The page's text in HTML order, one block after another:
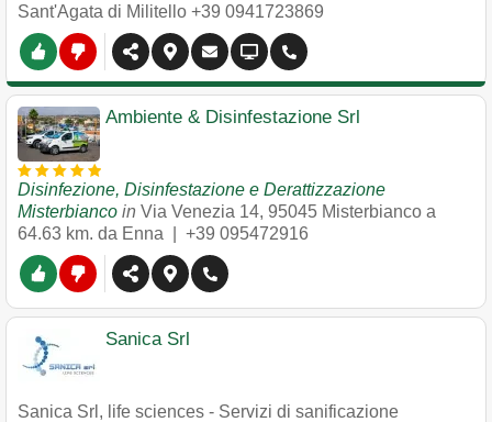
Sant'Agata di Militello +39 0941723869
Ambiente & Disinfestazione Srl
Disinfezione, Disinfestazione e Derattizzazione
Misterbianco in Via Venezia 14, 95045 Misterbianco a
64.63 km. da Enna | +39 095472916
Sanica Srl
Sanica Srl, life sciences - Servizi di sanificazione